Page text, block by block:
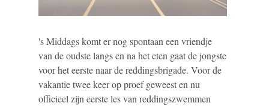
's Middags komt er nog spontaan een vriendje
van de oudste langs en na het eten gaat de jongste
voor het eerste naar de reddingsbrigade. Voor de
vakantie twee keer op proef geweest en nu
officieel zijn eerste les van reddingszwemmen